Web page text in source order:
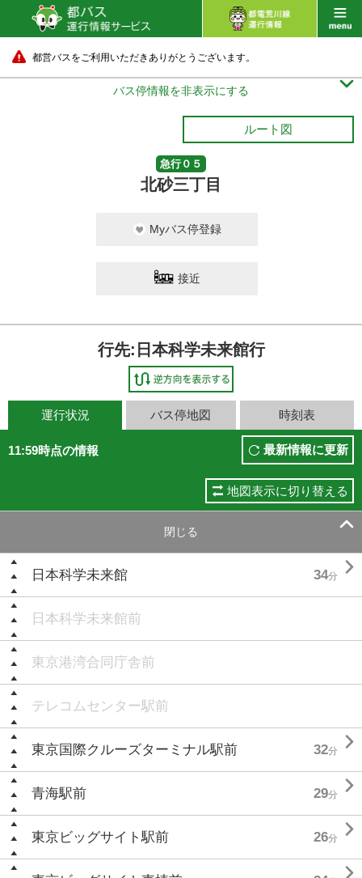
都営バスをご利用いただきありがとうございます。
バス停情報を非表示にする 
ルート図
急行０５
北砂三丁目
Myバス停登録
接近
行先:日本科学未来館行
運行状況 バス停地図 時刻表
11:59時点の情報 最新情報に更新
地図表示に切り替える
閉じる 
日本科学未来館 34分 
日本科学未来館前
東京港湾合同庁舎前
テレコムセンター駅前
東京国際クルーズターミナル駅前 32分 
青海駅前 29分 
東京ビッグサイト駅前 26分 